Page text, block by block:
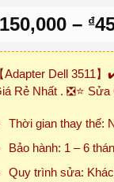
150,000 – ₫
【Adapter Dell 3511
Rẻ Nhất . ❎⭐
Thời gian thay thế:
Bảo hành: 1 – 6
Quy trình sửa: